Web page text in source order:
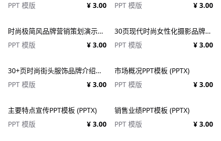
PPT 模版
¥ 3.00
PPT 模版
¥ 3.00
时尚极简风品牌营销策划演示文稿设计ppt模版 Assent Brand Strategy Template
PPT 模版
¥ 3.00
30页现代时尚女性化摄影品牌设计作品集项目策划演示文稿PPT模板 Modateka – Brand Kit Powerpoint
PPT 模版
¥ 3.00
30+页时尚街头服饰品牌介绍营销作品集图文排版演示文稿设计PPT/Keynote模板
PPT 模版
¥ 3.00
市场概况PPT模板 (PPTX)
PPT 模版
¥ 3.00
主要特点宣传PPT模板 (PPTX)
PPT 模版
¥ 3.00
销售业绩PPT模板 (PPTX)
PPT 模版
¥ 3.00